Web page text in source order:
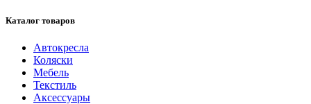
Каталог товаров
Автокресла
Коляски
Мебель
Текстиль
Аксессуары